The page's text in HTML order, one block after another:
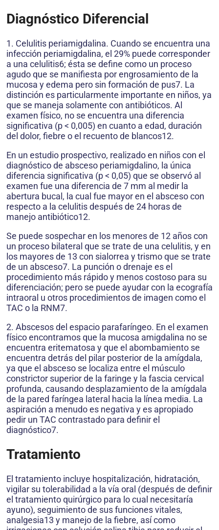
Diagnóstico Diferencial
1. Celulitis periamigdalina. Cuando se encuentra una
infección periamigdalina, el 29% puede corresponder
a una celulitis6; ésta se define como un proceso
agudo que se manifiesta por engrosamiento de la
mucosa y edema pero sin formación de pus7. La
distinción es particularmente importante en niños, ya
que se maneja solamente con antibióticos. Al
examen físico, no se encuentra una diferencia
significativa (p < 0,005) en cuanto a edad, duración
del dolor, fiebre o el recuento de blancos12.
En un estudio prospectivo, realizado en niños con el
diagnóstico de absceso periamigdalino, la única
diferencia significativa (p < 0,05) que se observó al
examen fue una diferencia de 7 mm al medir la
abertura bucal, la cual fue mayor en el absceso con
respecto a la celulitis después de 24 horas de
manejo antibiótico12.
Se puede sospechar en los menores de 12 años con
un proceso bilateral que se trate de una celulitis, y en
los mayores de 13 con sialorrea y trismo que se trate
de un absceso7. La punción o drenaje es el
procedimiento más rápido y menos costoso para su
diferenciación; pero se puede ayudar con la ecografía
intraoral u otros procedimientos de imagen como el
TAC o la RNM7.
2. Abscesos del espacio parafaríngeo. En el examen
físico encontramos que la mucosa amigdalina no se
encuentra eritematosa y que el abombamiento se
encuentra detrás del pilar posterior de la amígdala,
ya que el absceso se localiza entre el músculo
constrictor superior de la faringe y la fascia cervical
profunda, causando desplazamiento de la amígdala
de la pared faríngea lateral hacia la línea media. La
aspiración a menudo es negativa y es apropiado
pedir un TAC contrastado para definir el
diagnóstico7.
Tratamiento
El tratamiento incluye hospitalización, hidratación,
vigilar su tolerabilidad a la vía oral (después de definir
el tratamiento quirúrgico para lo cual necesitaría
ayuno), seguimiento de sus funciones vitales,
analgesia13 y manejo de la fiebre, así como